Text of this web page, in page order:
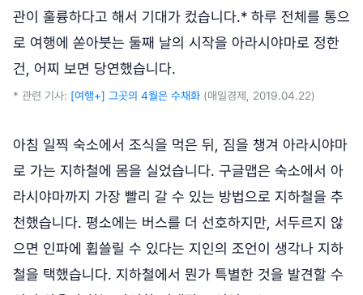
관이 훌륭하다고 해서 기대가 컸습니다.* 하루 전체를 통으
로 여행에 쏟아붓는 둘째 날의 시작을 아라시야마로 정한
건, 어찌 보면 당연했습니다.
* 관련 기사: [여행+] 그곳의 4월은 수채화 (매일경제, 2019.04.22)
아침 일찍 숙소에서 조식을 먹은 뒤, 짐을 챙겨 아라시야마
로 가는 지하철에 몸을 실었습니다. 구글맵은 숙소에서 아
라시야마까지 가장 빨리 갈 수 있는 방법으로 지하철을 추
천했습니다. 평소에는 버스를 더 선호하지만, 서두르지 않
으면 인파에 휩쓸릴 수 있다는 지인의 조언이 생각나 지하
철을 택했습니다. 지하철에서 뭔가 특별한 것을 발견할 수